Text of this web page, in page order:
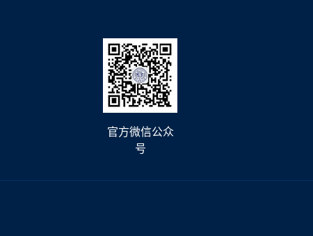
官方微信公众
号